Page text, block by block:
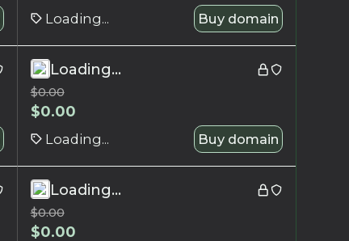
Loading... Buy domain
Loading...
$0.00
$0.00
Loading... Buy domain
Loading...
$0.00
$0.00